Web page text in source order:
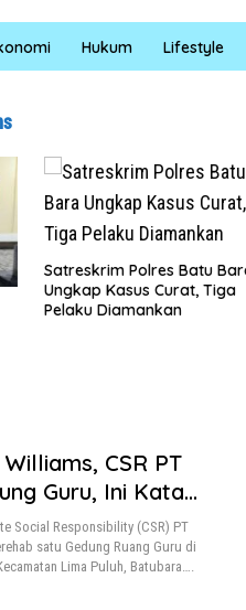
Hukum Lifestyle
Rumah Dibongkar Satgas
CSR PT
Guru, Ini Kata
Social Responsibility (CSR) PT
satu Gedung Ruang Guru di
Lima Puluh, Batubara….